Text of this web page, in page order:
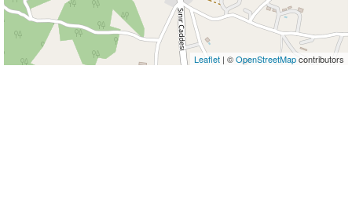
Leaflet | ©OpenStreetMapcontributors